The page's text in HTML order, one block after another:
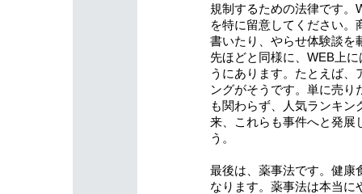
規制するための法律です。
を特に留意してください。
書いたり、やらせ体験談を
先ほどと同様に、WEB上
うにあります。たとえば、
ングがそうです。単に売り
も関わらず、人気ランキ
来、これらも事件へと発展
う。
最後は、薬事法です。健康
なります。薬事法は本当に